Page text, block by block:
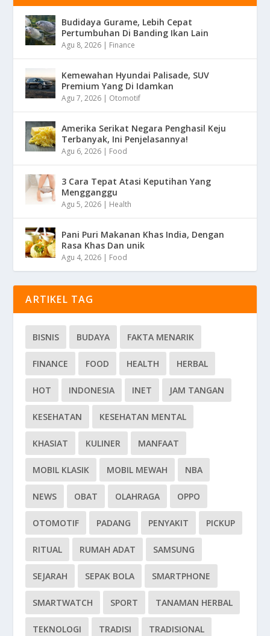
Budidaya Gurame, Lebih Cepat
Pertumbuhan Di Banding Ikan Lain
Agu 8, 2026 | Finance
Kemewahan Hyundai Palisade, SUV
Premium Yang Di Idamkan
Agu 7, 2026 | Otomotif
Amerika Serikat Negara Penghasil Keju
Terbanyak, Ini Penjelasannya!
Agu 6, 2026 | Food
3 Cara Tepat Atasi Keputihan Yang
Mengganggu
Agu 5, 2026 | Health
Pani Puri Makanan Khas India, Dengan
Rasa Khas Dan unik
Agu 4, 2026 | Food
ARTIKEL TAG
BISNIS BUDAYA FAKTA MENARIK
FINANCE FOOD HEALTH HERBAL
HOT INDONESIA INET JAM TANGAN
KESEHATAN KESEHATAN MENTAL
KHASIAT KULINER MANFAAT
MOBIL KLASIK MOBIL MEWAH NBA
NEWS OBAT OLAHRAGA OPPO
OTOMOTIF PADANG PENYAKIT PICKUP
RITUAL RUMAH ADAT SAMSUNG
SEJARAH SEPAK BOLA SMARTPHONE
SMARTWATCH SPORT TANAMAN HERBAL
TEKNOLOGI TRADISI TRADISIONAL